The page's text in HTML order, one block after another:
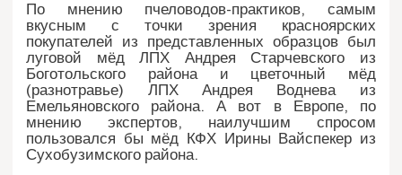
По мнению пчеловодов-практиков, самым
вкусным с точки зрения красноярских
покупателей из представленных образцов был
луговой мёд ЛПХ Андрея Старчевского из
Боготольского района и цветочный мёд
(разнотравье) ЛПХ Андрея Воднева из
Емельяновского района. А вот в Европе, по
мнению экспертов, наилучшим спросом
пользовался бы мёд КФХ Ирины Вайспекер из
Сухобузимского района.